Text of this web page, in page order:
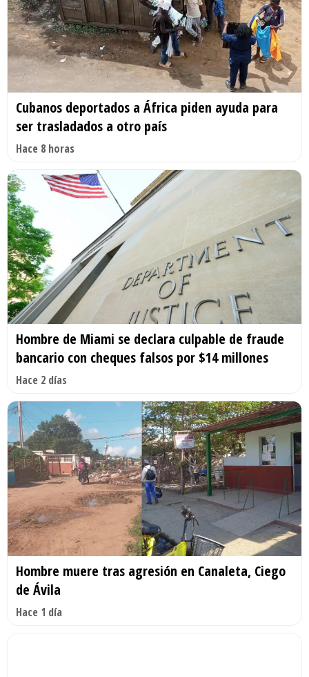
Cubanos deportados a África piden ayuda para
ser trasladados a otro país
Hace 8 horas
Hombre de Miami se declara culpable de fraude
bancario con cheques falsos por $14 millones
Hace 2 días
Hombre muere tras agresión en Canaleta, Ciego
de Ávila
Hace 1 día